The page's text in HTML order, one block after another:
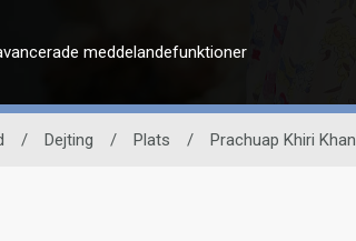
meddelandefunktioner
/ Dejting / Plats / Prachuap Khiri Khan